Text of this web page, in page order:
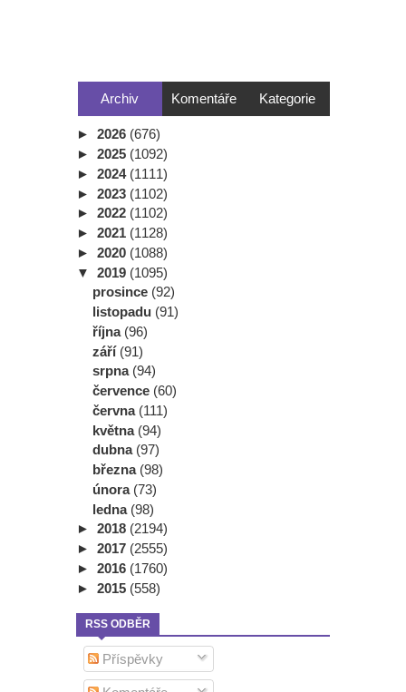
Archiv Komentáře Kategorie
► 2026 (676)
► 2025 (1092)
► 2024 (1111)
► 2023 (1102)
► 2022 (1102)
► 2021 (1128)
► 2020 (1088)
▼ 2019 (1095)
prosince (92)
listopadu (91)
října (96)
září (91)
srpna (94)
července (60)
června (111)
května (94)
dubna (97)
března (98)
února (73)
ledna (98)
► 2018 (2194)
► 2017 (2555)
► 2016 (1760)
► 2015 (558)
RSS ODBĚR
Příspěvky